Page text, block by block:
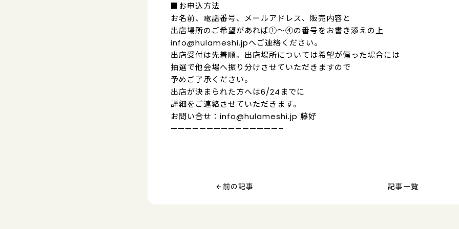
■お申込方法
お名前、電話番号、メールアドレス、販売内容と
出店場所のご希望があれば①～④の番号をお書き添えの上
info@hulameshi.jpへご連絡ください。
出店受付は先着順。出店場所については希望が偏った場合には
抽選で他会場へ振り分けさせていただきますので
予めご了承ください。
出店が決まられた方へは6/24までに
詳細をご連絡させていただきます。
お問い合せ：info@hulameshi.jp 藤好
———————————————–
前の記事 記事一覧